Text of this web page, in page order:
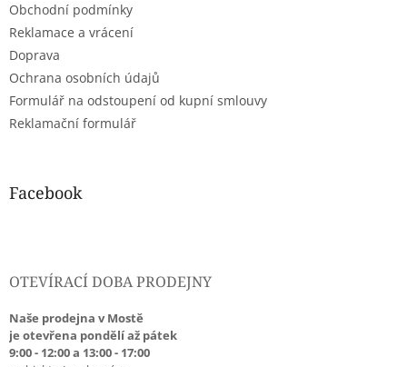
Obchodní podmínky
Reklamace a vrácení
Doprava
Ochrana osobních údajů
Formulář na odstoupení od kupní smlouvy
Reklamační formulář
Facebook
OTEVÍRACÍ DOBA PRODEJNY
Naše prodejna v Mostě
je otevřena pondělí až pátek
9:00 - 12:00 a 13:00 - 17:00